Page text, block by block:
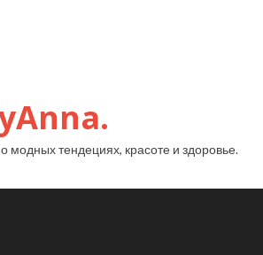
модных тендециях, красоте и здоровье.